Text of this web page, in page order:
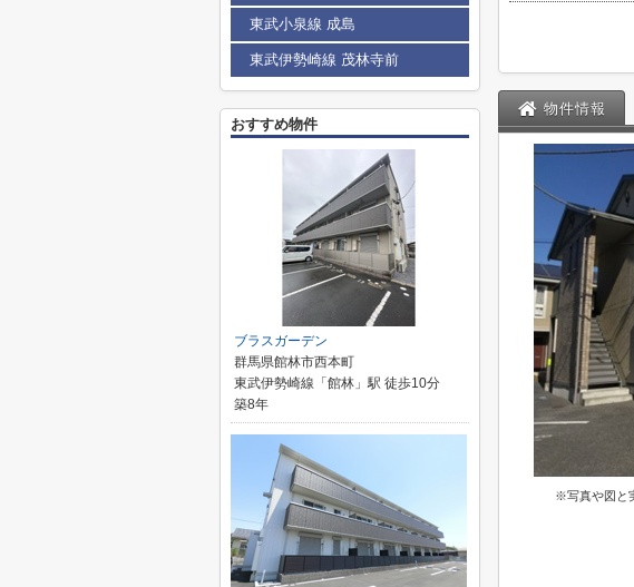
物件情報
※写真や図と
東武小泉線 成島
東武伊勢崎線 茂林寺前
おすすめ物件
ブラスガーデン
群馬県館林市西本町
東武伊勢崎線「館林」駅 徒歩10分
築8年